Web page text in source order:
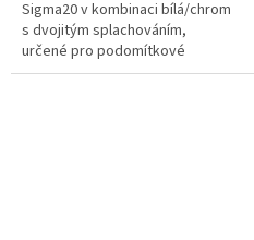
Sigma20 v kombinaci bílá/chrom
s dvojitým splachováním,
určené pro podomítkové
nádržky Geberit Sigma.